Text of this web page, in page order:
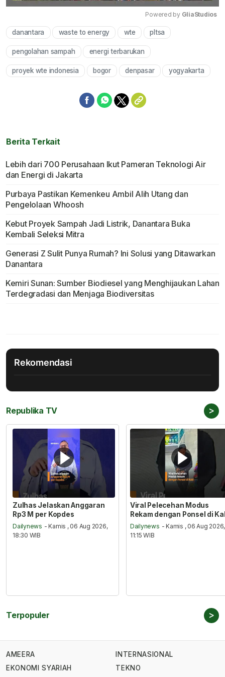
Powered by GliaStudios
danantara waste to energy wte pltsa
pengolahan sampah energi terbarukan
proyek wte indonesia bogor denpasar yogyakarta
Berita Terkait
Lebih dari 700 Perusahaan Ikut Pameran Teknologi Air
dan Energi di Jakarta
Purbaya Pastikan Kemenkeu Ambil Alih Utang dan
Pengelolaan Whoosh
Kebut Proyek Sampah Jadi Listrik, Danantara Buka
Kembali Seleksi Mitra
Generasi Z Sulit Punya Rumah? Ini Solusi yang Ditawarkan
Danantara
Kemiri Sunan: Sumber Biodiesel yang Menghijaukan Lahan
Terdegradasi dan Menjaga Biodiversitas
Rekomendasi
Republika TV >
Zulhas Jelaskan Anggaran
Rp3 M per Kopdes
Dailynews - Kamis , 06 Aug 2026,
18:30 WIB
Viral Pelecehan Modus
Rekam dengan Ponsel di
Dailynews - Kamis , 06 Aug 2026,
11:15 WIB
Terpopuler >
AMEERA
EKONOMI SYARIAH
INTERNASIONAL
TEKNO